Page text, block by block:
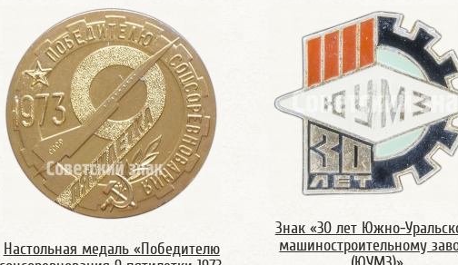
Настольная медаль «Победителю
Знак «30 лет Южно-
машиностроительному